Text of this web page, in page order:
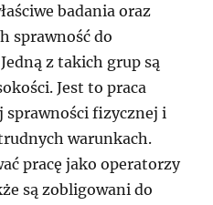
badania oraz
sprawność do
z takich grup są
Jest to praca
sprawności fizycznej i
warunkach.
pracę jako operatorzy
są zobligowani do